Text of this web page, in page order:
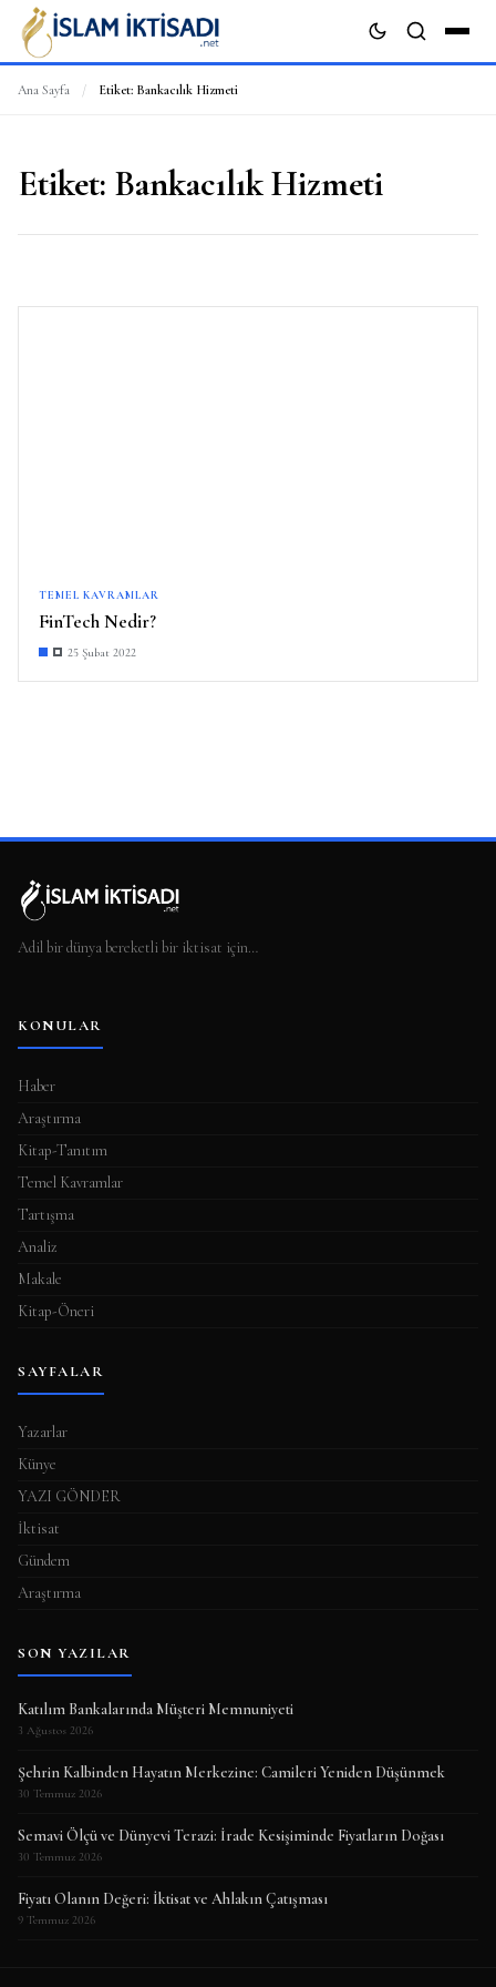
Ana Sayfa / Etiket: Bankacılık Hizmeti
Etiket: Bankacılık Hizmeti
TEMEL KAVRAMLAR
FinTech Nedir?
25 Şubat 2022
Adil bir dünya bereketli bir iktisat için…
KONULAR
Haber
Araştırma
Kitap-Tanıtım
Temel Kavramlar
Tartışma
Analiz
Makale
Kitap-Öneri
SAYFALAR
Yazarlar
Künye
YAZI GÖNDER
İktisat
Gündem
Araştırma
SON YAZILAR
Katılım Bankalarında Müşteri Memnuniyeti
3 Ağustos 2026
Şehrin Kalbinden Hayatın Merkezine: Camileri Yeniden Düşünmek
30 Temmuz 2026
Semavi Ölçü ve Dünyevi Terazi: İrade Kesişiminde Fiyatların Doğası
30 Temmuz 2026
Fiyatı Olanın Değeri: İktisat ve Ahlakın Çatışması
9 Temmuz 2026